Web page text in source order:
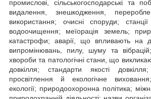
промислові, сільськогосподарські та
видалення, знешкодження,
використання; очисні споруди;
водоочищення; меїорація земель;
катастрофи; аварії, що впливають на
випромінювань, пилу, шуму та вібрацій;
хвороби та патологічні стани, що
довкілля; стандарти якості
просвітлення й екологічне
екології; природоохоронна політика;